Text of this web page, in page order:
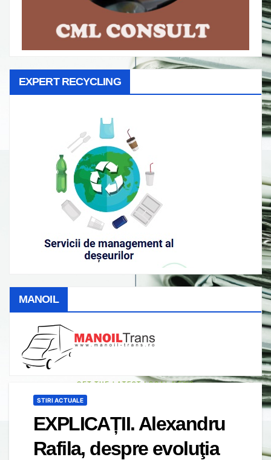
EXPERT RECYCLING
MANOIL
STIRI ACTUALE
EXPLICAȚII. Alexandru
Rafila, despre evoluţia